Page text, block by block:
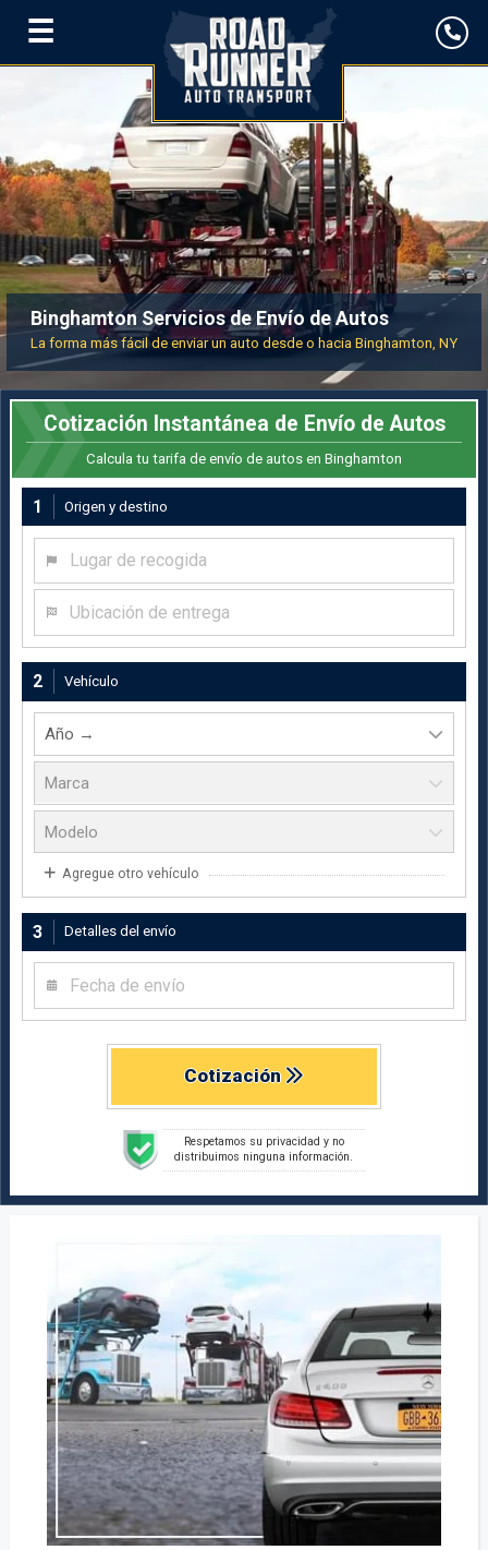
☰
Binghamton Servicios de Envío de Autos
La forma más fácil de enviar un auto desde o hacia Binghamton, NY
Cotización Instantánea de Envío de Autos
Calcula tu tarifa de envío de autos en Binghamton
1 Origen y destino
2 Vehículo
Agregue otro vehículo
3 Detalles del envío
Cotización
Respetamos su privacidad y no
distribuimos ninguna información.